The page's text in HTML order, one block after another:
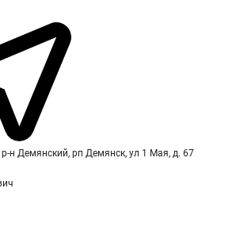
н Демянский, рп Демянск, ул 1 Мая, д. 67